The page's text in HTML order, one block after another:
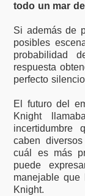
todo un mar
Si además de
posibles
probabilidad
respuesta
perfecto
El futuro del
Knight
incertidumbre
caben
cuál es más
puede
manejable que
Knight.